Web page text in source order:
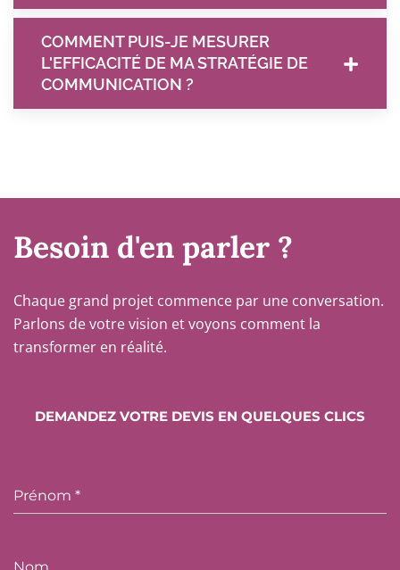
COMMENT PUIS-JE MESURER
L'EFFICACITÉ DE MA STRATÉGIE DE
COMMUNICATION ?
Besoin d'en parler ?
Chaque grand projet commence par une conversation.
Parlons de votre vision et voyons comment la
transformer en réalité.
DEMANDEZ VOTRE DEVIS EN QUELQUES CLICS
Prénom *